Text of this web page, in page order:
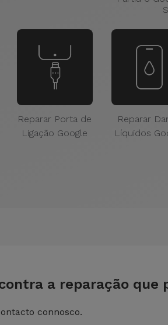
Reparar Porta de
Ligação Google
Reparar
Líquidos
a reparação que
connosco.